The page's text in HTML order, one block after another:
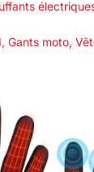
, Gants moto,